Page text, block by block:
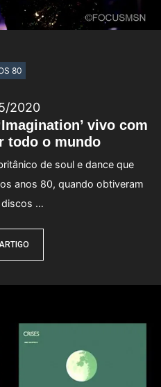
vivo com
todo o mundo
2020
de soul e dance que
anos 80, quando obtiveram
…
80